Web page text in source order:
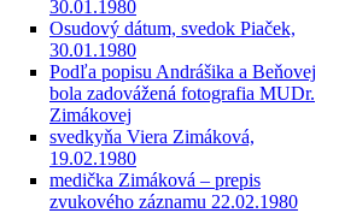
30.01.1980
Osudový dátum, svedok Piaček,
30.01.1980
Podľa popisu Andrášika a Beňovej
bola zadovážená fotografia MUDr.
Zimákovej
svedkyňa Viera Zimáková,
19.02.1980
medička Zimáková – prepis
zvukového záznamu 22.02.1980